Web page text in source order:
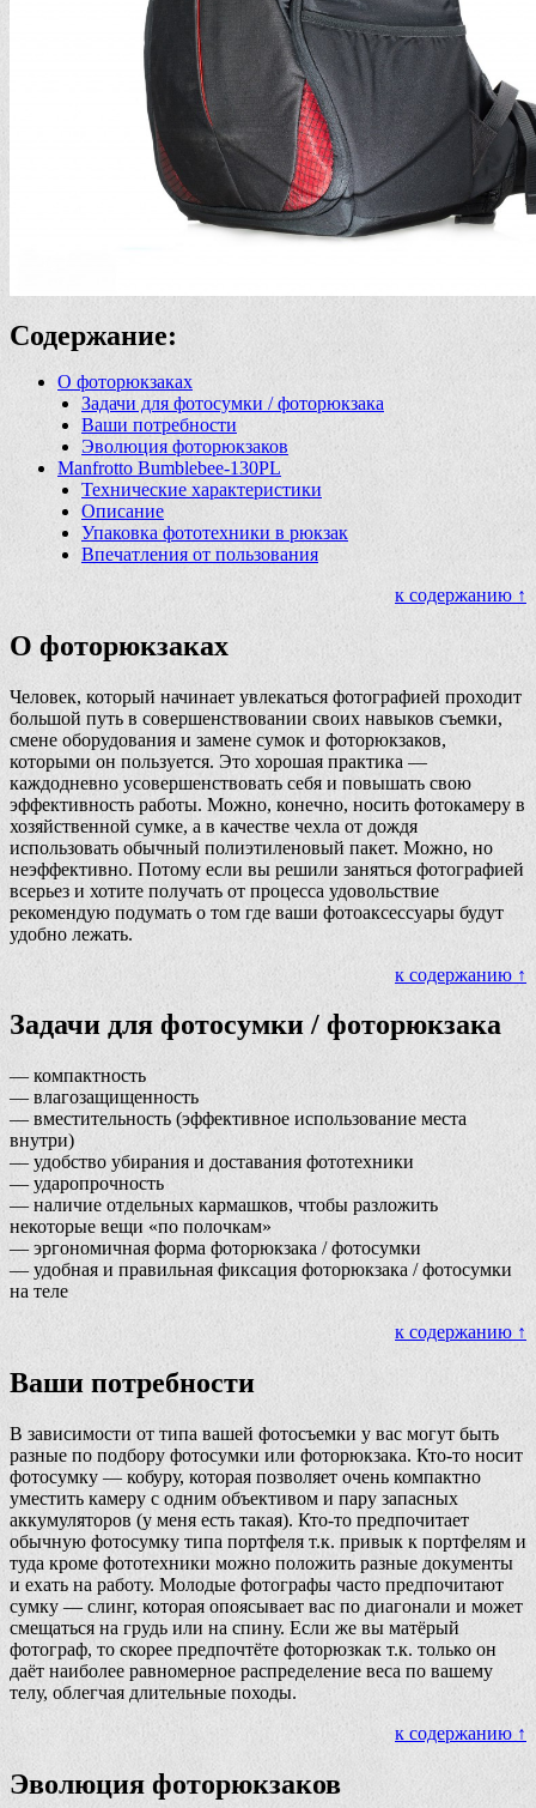
Содержание:
О фоторюкзаках
Задачи для фотосумки / фоторюкзака
Ваши потребности
Эволюция фоторюкзаков
Manfrotto Bumblebee-130PL
Технические характеристики
Описание
Упаковка фототехники в рюкзак
Впечатления от пользования
к содержанию ↑
О фоторюкзаках
Человек, который начинает увлекаться фотографией проходит
большой путь в совершенствовании своих навыков съемки,
смене оборудования и замене сумок и фоторюкзаков,
которыми он пользуется. Это хорошая практика —
каждодневно усовершенствовать себя и повышать свою
эффективность работы. Можно, конечно, носить фотокамеру в
хозяйственной сумке, а в качестве чехла от дождя
использовать обычный полиэтиленовый пакет. Можно, но
неэффективно. Потому если вы решили заняться фотографией
всерьез и хотите получать от процесса удовольствие
рекомендую подумать о том где ваши фотоаксессуары будут
удобно лежать.
к содержанию ↑
Задачи для фотосумки / фоторюкзака
— компактность
— влагозащищенность
— вместительность (эффективное использование места
внутри)
— удобство убирания и доставания фототехники
— ударопрочность
— наличие отдельных кармашков, чтобы разложить
некоторые вещи «по полочкам»
— эргономичная форма фоторюкзака / фотосумки
— удобная и правильная фиксация фоторюкзака / фотосумки
на теле
к содержанию ↑
Ваши потребности
В зависимости от типа вашей фотосъемки у вас могут быть
разные по подбору фотосумки или фоторюкзака. Кто-то носит
фотосумку — кобуру, которая позволяет очень компактно
уместить камеру с одним объективом и пару запасных
аккумуляторов (у меня есть такая). Кто-то предпочитает
обычную фотосумку типа портфеля т.к. привык к портфелям и
туда кроме фототехники можно положить разные документы
и ехать на работу. Молодые фотографы часто предпочитают
сумку — слинг, которая опоясывает вас по диагонали и может
смещаться на грудь или на спину. Если же вы матёрый
фотограф, то скорее предпочтёте фоторюзкак т.к. только он
даёт наиболее равномерное распределение веса по вашему
телу, облегчая длительные походы.
к содержанию ↑
Эволюция фоторюкзаков